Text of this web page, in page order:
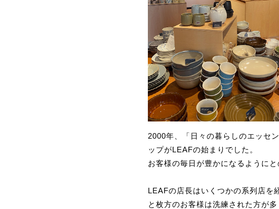
2000年、「日々の暮らしのエッセ
ップがLEAFの始まりでした。
お客様の毎日が豊かになるように
LEAFの店長はいくつかの系列店を
と枚方のお客様は洗練された方が